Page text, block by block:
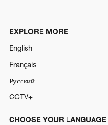
EXPLORE MORE
English
Français
Русский
CCTV+
CHOOSE YOUR LANGUAGE